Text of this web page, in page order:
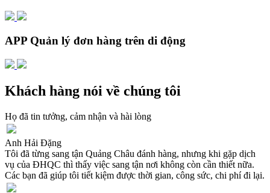
APP Quản lý đơn hàng trên di động
Khách hàng nói về chúng tôi
Họ đã tin tưởng, cảm nhận và hài lòng
Anh Hải Đặng
Tôi đã từng sang tận Quảng Châu đánh hàng, nhưng khi gặp dịch
vụ của ĐHQC thì thấy việc sang tận nơi không còn cần thiết nữa.
Các bạn đã giúp tôi tiết kiệm được thời gian, công sức, chi phí đi lại.